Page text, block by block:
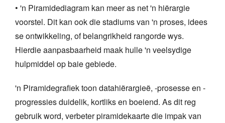
• 'n Piramidediagram kan meer as net 'n hiërargie
voorstel. Dit kan ook die stadiums van 'n proses, idees
se ontwikkeling, of belangrikheid rangorde wys.
Hierdie aanpasbaarheid maak hulle 'n veelsydige
hulpmiddel op baie gebiede.
'n Piramidegrafiek toon datahiërargieë, -prosesse en -
progressies duidelik, kortliks en boeiend. As dit reg
gebruik word, verbeter piramidekaarte die impak van